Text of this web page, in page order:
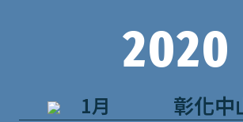
2020
1月 彰化中